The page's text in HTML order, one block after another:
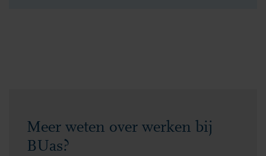
Meer weten over werken bij
BUas?